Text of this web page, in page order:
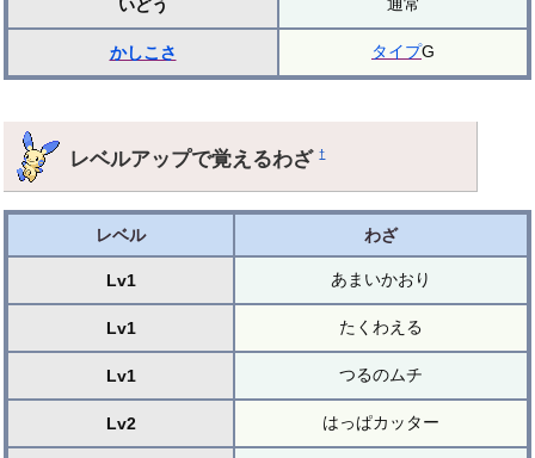
いどう 通常
かしこさ タイプG
レベルアップで覚えるわざ†
レベル わざ
Lv1 あまいかおり
Lv1 たくわえる
Lv1 つるのムチ
Lv2 はっぱカッター